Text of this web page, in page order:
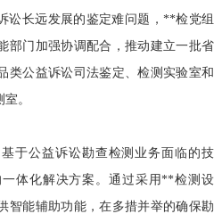
讼长远发展的鉴定难问题，**检党组
部门加强协调配合，推动建立一批省
类公益诉讼司法鉴定、检测实验室和
。
于公益诉讼勘查检测业务面临的技
体化解决方案。通过采用**检测设
智能辅助功能，在多措并举的确保勘